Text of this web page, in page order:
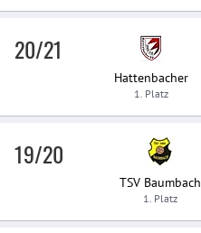
20/21
Hattenbacher
1. Platz
19/20
TSV Baumbach
1. Platz